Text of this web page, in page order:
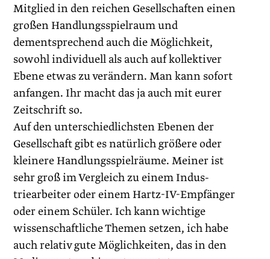
Mitglied in den reichen Gesellschaften einen
großen Handlungsspielraum und
dementsprechend auch die Möglichkeit,
sowohl individuell als auch auf kollektiver
Ebene etwas zu verändern. Man kann sofort
anfangen. Ihr macht das ja auch mit eurer
Zeitschrift so.
Auf den unterschiedlichsten Ebenen der
Gesellschaft gibt es natürlich größere oder
kleinere Handlungsspielräume. Meiner ist
sehr groß im Vergleich zu einem Indus­
triearbeiter oder einem Hartz-IV-Empfänger
oder einem Schüler. Ich kann wichtige
wissenschaftliche Themen setzen, ich habe
auch relativ gute Möglichkeiten, das in den